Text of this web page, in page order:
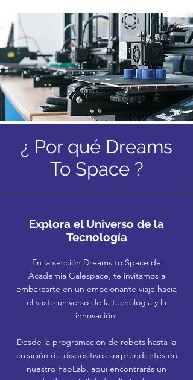
¿ Por qué Dreams
To Space ?
Explora el Universo de la
Tecnología
En la sección Dreams to Space de
Academia Galespace, te invitamos a
embarcarte en un emocionante viaje hacia
el vasto universo de la tecnología y la
innovación.
Desde la programación de robots hasta la
creación de dispositivos sorprendentes en
nuestro FabLab, aquí encontrarás un